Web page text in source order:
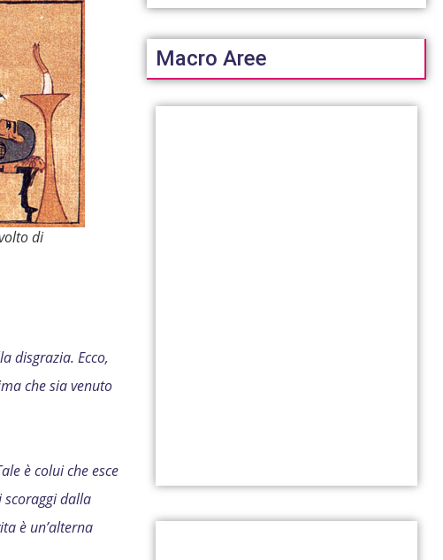
di
disgrazia. Ecco,
che sia venuto
è colui che esce
scoraggi dalla
è un’alterna
Macro Aree